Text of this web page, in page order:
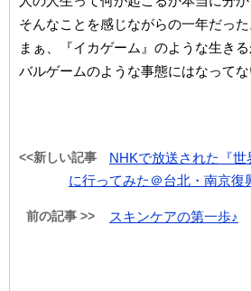
そんなことを感じながらの一年だった
まぁ、『イカゲーム』のような生き
バルゲームのような事態にはなってな
<<新しい記事
NHKで放送された『世
に行ってみた＠台北・南京復
前の記事 >> スキンケアの第一歩♪